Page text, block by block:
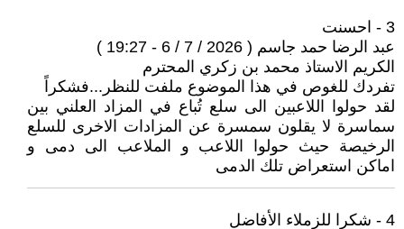
3 - احسنت
عبد الرضا حمد جاسم ( 2026 / 7 / 6 - 19:27 )
الكريم الاستاذ محمد بن زكري المحترم
تفردك للغوص في هذا الموضوع ملفت للنظر...فشكراً
لقد حولوا اللاعبين الى سلع تُباع في المزاد العلني بين
سماسرة لا يقلون سمسرة عن المزادات الاخرى للسلع
الرخيصة حيث حولوا اللاعب و الملاعب الى دمى و
اماكن استعراض تلك الدمى
4 - شكرا للزملاء الأفاضل